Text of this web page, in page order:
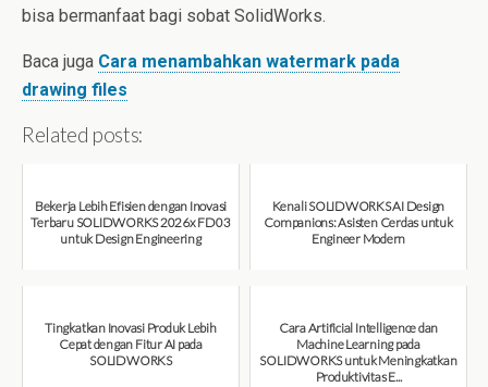
bisa bermanfaat bagi sobat SolidWorks.
Baca juga Cara menambahkan watermark pada
drawing files
Related posts:
Bekerja Lebih Efisien dengan Inovasi
Terbaru SOLIDWORKS 2026x FD03
untuk Design Engineering
Kenali SOLIDWORKS AI Design
Companions: Asisten Cerdas untuk
Engineer Modern
Tingkatkan Inovasi Produk Lebih
Cepat dengan Fitur AI pada
SOLIDWORKS
Cara Artificial Intelligence dan
Machine Learning pada
SOLIDWORKS untuk Meningkatkan
Produktivitas E...